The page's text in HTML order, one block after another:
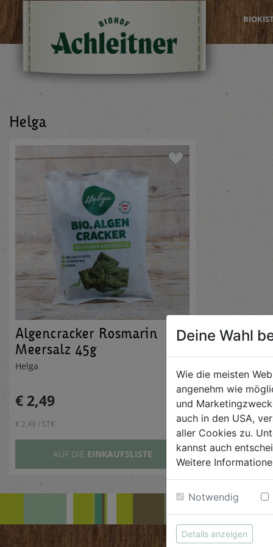
Helga
Algencracker Rosmarin
Meersalz 45g
Helga
€ 2,49
€ 2,49 / STK
AUF DIE EINKAUFSLISTE
Deine Wahl
Wie die meisten
angenehm wie
und
auch in den USA,
aller Cookies zu.
kannst auch
Weitere
Notwendig
Details anzeigen